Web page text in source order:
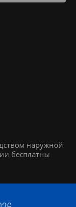
наружной
бесплатны